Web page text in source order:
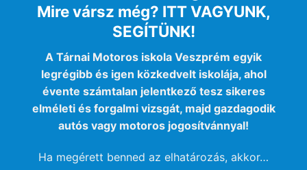
Mire vársz még? ITT VAGYUNK,
SEGÍTÜNK!
A Tárnai Motoros iskola Veszprém egyik
legrégibb és igen közkedvelt iskolája, ahol
évente számtalan jelentkező tesz sikeres
elméleti és forgalmi vizsgát, majd gazdagodik
autós vagy motoros jogosítvánnyal!
Ha megérett benned az elhatározás, akkor…